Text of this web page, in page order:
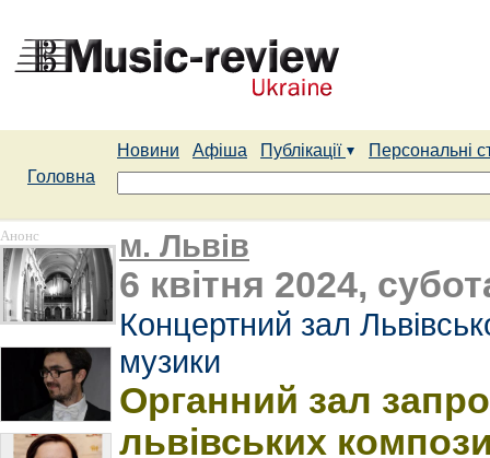
Новини Афіша Публікації
Персональні
Головна
Анонс м. Львів
6 квітня 2024,
Концертний зал
музики
Органний зал
львівських